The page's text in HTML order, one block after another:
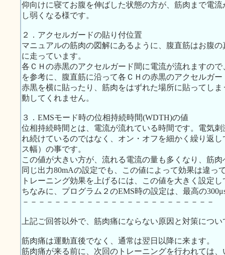
仰向けに寝てお腹を伸ばした状態の方が、筋肉まで電
し弱くなる様です。
２．アクセルガードの貼り付位置
マニュアルの筋肉の図解にあるように、腹直筋はお腹
に走っています。
各ＣＨの赤黒のアクセルガード間に電流が流れますの
を参考に、腹直筋に沿って各ＣＨの赤黒のアクセルガ
赤黒を横に貼ったり、筋肉をはずれた場所に貼ってし
動してくれません。
３．EMSモード時の位相持続時間(WDTH)の値
位相持続時間とは、電流が流れている時間です。電気
れ続けているのではなく、オン・オフを細かく繰り返
ス幅）の事です。
この値が大きい方が、流れる電流の量も多くなり、筋
同じ出力80mAの設定でも、この値によって効果は違っ
トレーニング効果を上げるには、この値を大きく設定
ちなみに、プログラム２のEMS時の設定は、最高の
－－－－－－－－－－－－－－－－－－－－－－－－
上記ご回答以外で、筋肉痛にならない原因と対策につ
筋肉痛は運動直後でなく、通常は翌日以降に来ます。
筋肉痛が来る前に、次回のトレーニングを行われては